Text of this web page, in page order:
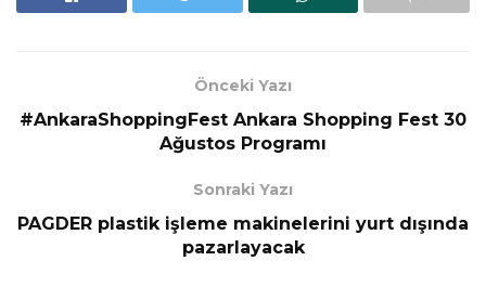
Önceki Yazı
#AnkaraShoppingFest Ankara Shopping Fest 30
Ağustos Programı
Sonraki Yazı
PAGDER plastik işleme makinelerini yurt dışında
pazarlayacak